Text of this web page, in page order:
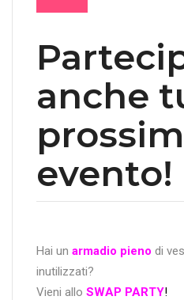
anche
evento!
Hai un armadio pieno di
inutilizzati?
Vieni allo SWAP PARTY!